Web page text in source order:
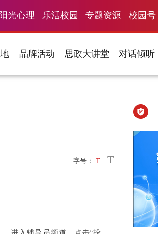
阳光心理 乐活校园 专题资源 校园号
品牌活动 思政大讲堂 对话倾听
字号： T T
进入辅导员频道，点击“投